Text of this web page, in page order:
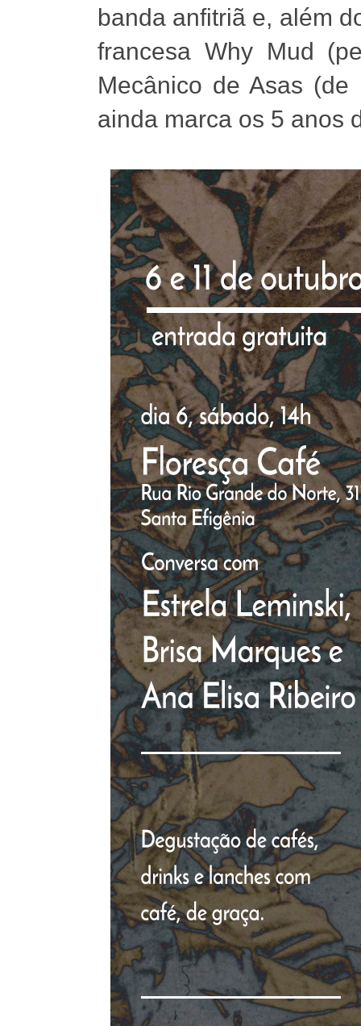
banda anfitriã e, além
francesa Why Mud
Mecânico de Asas
ainda marca os 5 anos